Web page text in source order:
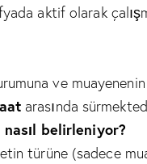
aktif olarak
ve
arasında
belirleniyor?
türüne (sadece